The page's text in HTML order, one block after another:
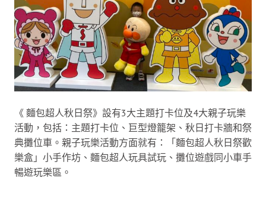
《 麵包超人秋日祭》設有3大主題打卡位及4大親子玩樂
活動，包括：主題打卡位、巨型燈籠架、秋日打卡牆和祭
典攤位車。親子玩樂活動方面就有：「麵包超人秋日祭歡
樂盒」小手作坊、麵包超人玩具試玩、攤位遊戲同小車手
暢遊玩樂區。